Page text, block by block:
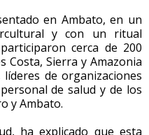
en Ambato, en un
y con un ritual
cerca de 200
Costa, Sierra y Amazonia
de organizaciones
de salud y de los
y Ambato.
ha explicado que esta